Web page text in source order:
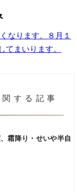
なります。８月１
まいります。
する記事
霜降り・せいや半自